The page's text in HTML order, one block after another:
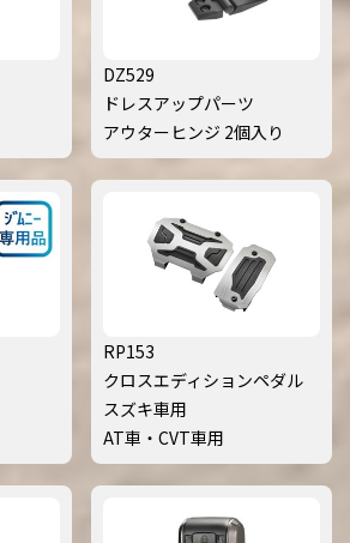
DZ529
ドレスアップパーツ
アウターヒンジ 2個入り
RP153
クロスエディションペダル
スズキ車用
AT車・CVT車用